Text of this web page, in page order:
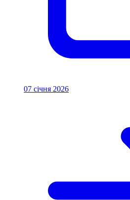
07 січня 2026